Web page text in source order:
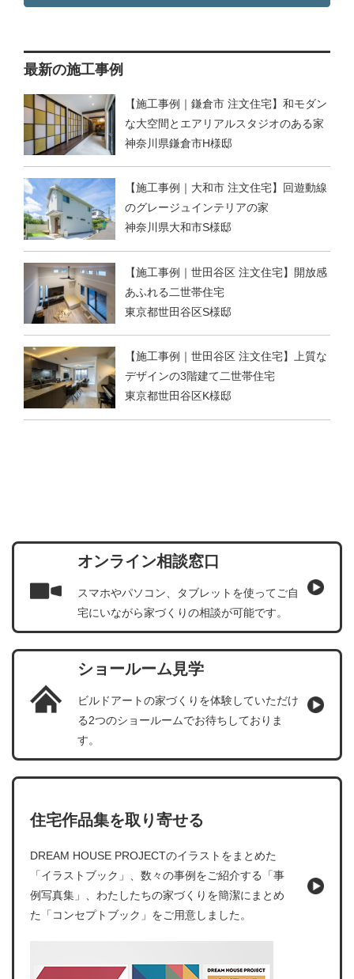
最新の施工事例
【施工事例｜鎌倉市 注文住宅】和モダン
な大空間とエアリアルスタジオのある家
神奈川県鎌倉市H様邸
【施工事例｜大和市 注文住宅】回遊動線
のグレージュインテリアの家
神奈川県大和市S様邸
【施工事例｜世田谷区 注文住宅】開放感
あふれる二世帯住宅
東京都世田谷区S様邸
【施工事例｜世田谷区 注文住宅】上質な
デザインの3階建て二世帯住宅
東京都世田谷区K様邸
オンライン相談窓口
スマホやパソコン、タブレットを使ってご自
宅にいながら家づくりの相談が可能です。
ショールーム見学
ビルドアートの家づくりを体験していただけ
る2つのショールームでお待ちしておりま
す。
住宅作品集を取り寄せる
DREAM HOUSE PROJECTのイラストをまとめた
「イラストブック」、数々の事例をご紹介する「事
例写真集」、わたしたちの家づくりを簡潔にまとめ
た「コンセプトブック」をご用意しました。